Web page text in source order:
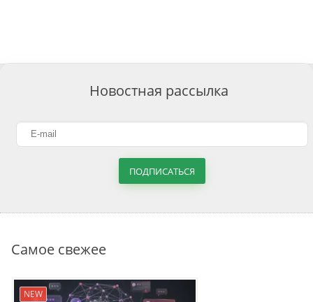
Новостная рассылка
ПОДПИСАТЬСЯ
Самое свежее
NEW